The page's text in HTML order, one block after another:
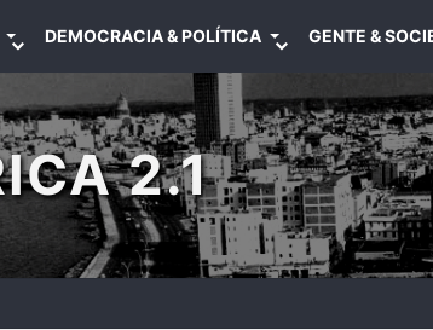
DEMOCRACIA & POLÍTICA GENTE &
2.1